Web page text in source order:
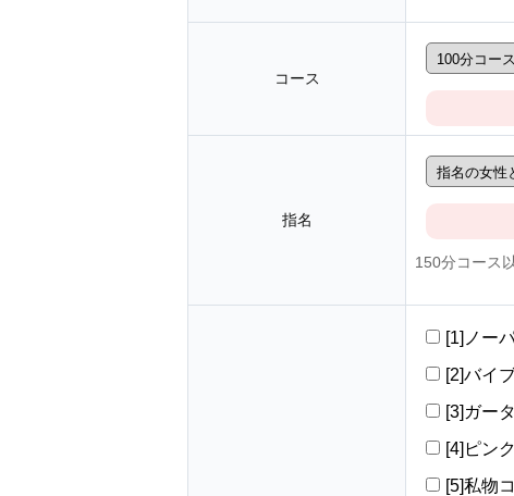
コース
指名
150分コース
[1]ノー
[2]バイ
[3]ガー
[4]ピン
[5]私物